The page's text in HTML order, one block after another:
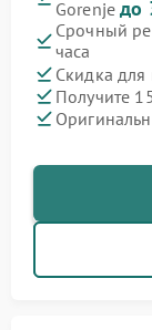
Gorenjeдо
Срочный
часа
Скидка для
Получите